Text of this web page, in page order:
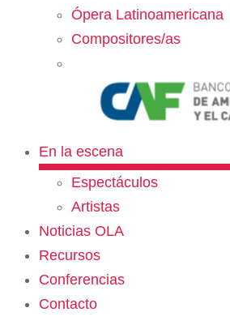
Ópera Latinoamericana
Compositores/as
En la escena
Espectáculos
Artistas
Noticias OLA
Recursos
Conferencias
Contacto